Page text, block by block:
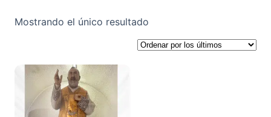
Mostrando el único resultado